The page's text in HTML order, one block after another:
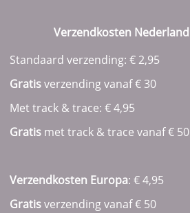
Verzendkosten Nederland
Standaard verzending: € 2,95
Gratisverzending vanaf € 30
Met track & trace: € 4,95
Gratis met track & trace vanaf€ 50
Verzendkosten Europa: € 4,95
Gratisverzending vanaf € 50